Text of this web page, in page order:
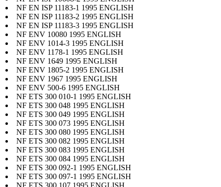
NF EN ISP 11183-1 1995 ENGLISH
NF EN ISP 11183-2 1995 ENGLISH
NF EN ISP 11183-3 1995 ENGLISH
NF ENV 10080 1995 ENGLISH
NF ENV 1014-3 1995 ENGLISH
NF ENV 1178-1 1995 ENGLISH
NF ENV 1649 1995 ENGLISH
NF ENV 1805-2 1995 ENGLISH
NF ENV 1967 1995 ENGLISH
NF ENV 500-6 1995 ENGLISH
NF ETS 300 010-1 1995 ENGLISH
NF ETS 300 048 1995 ENGLISH
NF ETS 300 049 1995 ENGLISH
NF ETS 300 073 1995 ENGLISH
NF ETS 300 080 1995 ENGLISH
NF ETS 300 082 1995 ENGLISH
NF ETS 300 083 1995 ENGLISH
NF ETS 300 084 1995 ENGLISH
NF ETS 300 092-1 1995 ENGLISH
NF ETS 300 097-1 1995 ENGLISH
NF ETS 300 107 1995 ENGLISH